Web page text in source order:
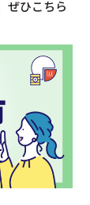
ぜひこちら